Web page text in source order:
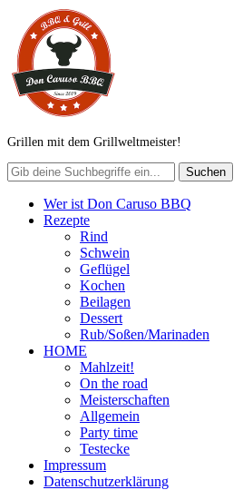
Grillen mit dem Grillweltmeister!
Wer ist Don Caruso BBQ
Rezepte
Rind
Schwein
Geflügel
Kochen
Beilagen
Dessert
Rub/Soßen/Marinaden
HOME
Mahlzeit!
On the road
Meisterschaften
Allgemein
Party time
Testecke
Impressum
Datenschutzerklärung